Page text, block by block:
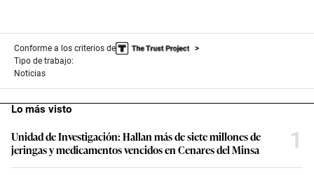
Conforme a los criterios de
Tipo de trabajo:
Noticias
Lo más visto
Unidad de Investigación: Hallan más de siete millones de
jeringas y medicamentos vencidos en Cenares del Minsa
1